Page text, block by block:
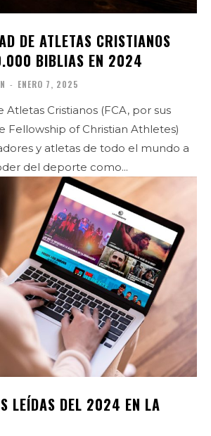
DE ATLETAS CRISTIANOS
BIBLIAS EN 2024
- ENERO 7, 2025
Atletas Cristianos (FCA, por sus
Fellowship of Christian Athletes)
y atletas de todo el mundo a
del deporte como...
LEÍDAS DEL 2024 EN LA